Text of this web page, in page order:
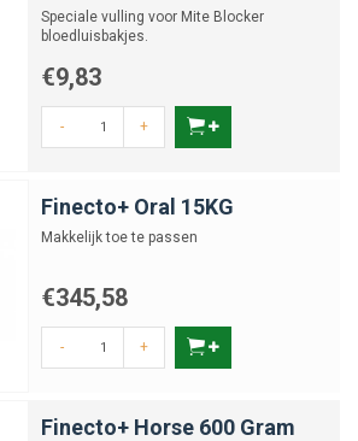
Speciale vulling voor Mite Blocker
bloedluisbakjes.
€9,83
- +
Finecto+ Oral 15KG
Makkelijk toe te passen
€345,58
- +
Finecto+ Horse 600 Gram